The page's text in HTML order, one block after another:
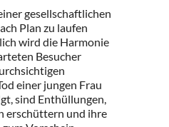
gesellschaftlichen
Plan zu laufen
wird die Harmonie
Besucher
einer jungen Frau
sind Enthüllungen,
erschüttern und ihre